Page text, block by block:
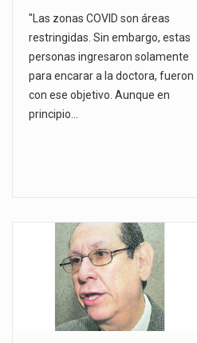
"Las zonas COVID son áreas
restringidas. Sin embargo, estas
personas ingresaron solamente
para encarar a la doctora, fueron
con ese objetivo. Aunque en
principio…